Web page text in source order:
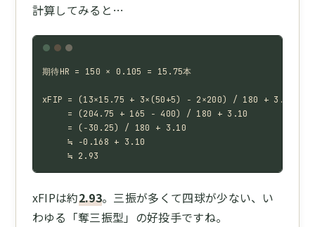
計算してみると…
期待HR = 150 × 0.105 = 15.75本
xFIP = (13×15.75 + 3×(50+5) − 2×200) / 180 + 3.10
     = (204.75 + 165 − 400) / 180 + 3.10
     = (−30.25) / 180 + 3.10
     ≒ −0.168 + 3.10
     ≒ 2.93
xFIPは約2.93。三振が多くて四球が少ない、い
わゆる「奪三振型」の好投手ですね。